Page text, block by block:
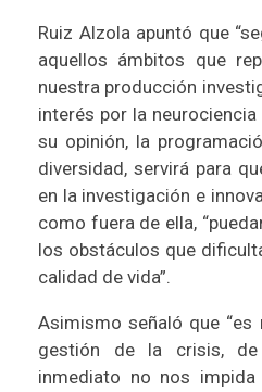
Ruiz Alzola apuntó que
aquellos ámbitos que
nuestra producción
interés por la neurociencia
su opinión, la
diversidad, servirá para
en la investigación e
como fuera de ella,
los obstáculos que
calidad de vida”.
Asimismo señaló que
gestión de la crisis,
inmediato no nos